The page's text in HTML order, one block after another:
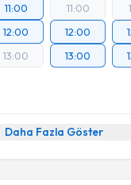
11:00
12:00
13:00
11:00
12:00
13:00
Daha Fazla Göster